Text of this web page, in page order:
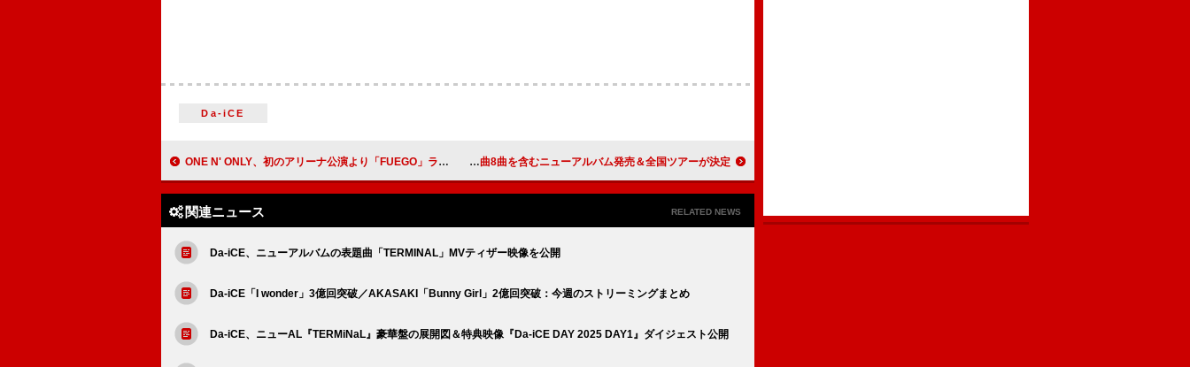
Da-iCE
ONE N' ONLY、初のアリーナ公演より「FUEGO」ライブ映像を公開 GLIM SPANKY、新曲8曲を含むニューアルバム発売＆全国ツアーが決定
関連ニュース RELATED NEWS
Da-iCE、ニューアルバムの表題曲「TERMINAL」MVティザー映像を公開
Da-iCE「I wonder」3億回突破／AKASAKI「Bunny Girl」2億回突破：今週のストリーミングまとめ
Da-iCE、ニューAL『TERMiNaL』豪華盤の展開図＆特典映像『Da-iCE DAY 2025 DAY1』ダイジェスト公開